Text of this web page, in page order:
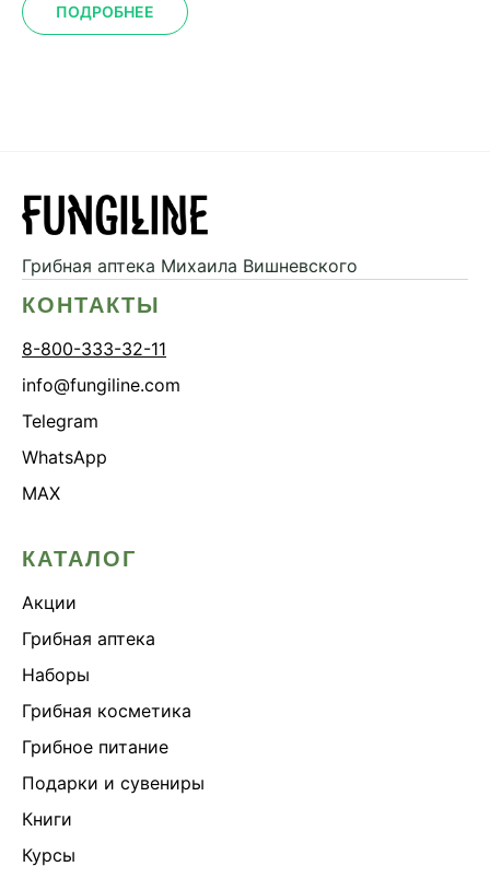
ПОДРОБНЕЕ
Грибная аптека Михаила Вишневского
КОНТАКТЫ
8-800-333-32-11
info@fungiline.com
Telegram
WhatsApp
MAX
КАТАЛОГ
Акции
Грибная аптека
Наборы
Грибная косметика
Грибное питание
Подарки и сувениры
Книги
Курсы